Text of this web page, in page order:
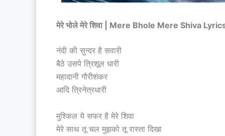
मेरे भोले मेरे शिवा | Mere Bhole Mere Shiva
नंदी की सुन्दर है सवारी
बैठे उसपे त्रिशूल धारी
महादानी गौरीशंकर
आदि त्रिनेत्रधारी
मुश्किल ये सफर है मेरे शिवा
मेरे साथ तू चल मुझको तू रास्ता दिखा